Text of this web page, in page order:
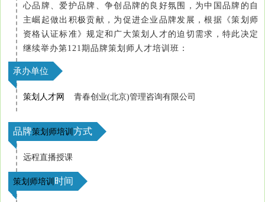
心品牌、爱护品牌、争创品牌的良好氛围，为中国品牌的自
主崛起做出积极贡献，为促进企业品牌发展，根据《策划师
资格认证标准》规定和广大策划人才的迫切需求，特此决定
继续举办第121期品牌策划师人才培训班：
承办单位
策划人才网 青春创业(北京)管理咨询有限公司
品牌策划师培训 方式
远程直播授课
策划师培训 时间